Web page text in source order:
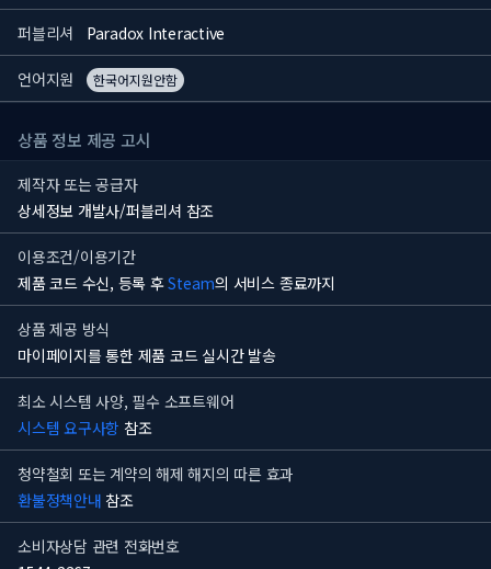
퍼블리셔 Paradox Interactive
언어지원 한국어지원안함
상품 정보 제공 고시
제작자 또는 공급자
상세정보 개발사/퍼블리셔 참조
이용조건/이용기간
제품 코드 수신, 등록 후Steam의 서비스 종료까지
상품 제공 방식
마이페이지를 통한 제품 코드 실시간 발송
최소 시스템 사양, 필수 소프트웨어
시스템 요구사항 참조
청약철회 또는 계약의 해제 해지의 따른 효과
환불정책안내 참조
소비자상담 관련 전화번호